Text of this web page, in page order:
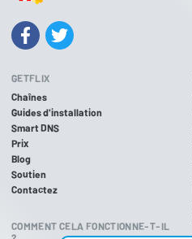
GETFLIX
Chaînes
Guides d'installation
Smart DNS
Prix
Blog
Soutien
Contactez
COMMENT CELA FONCTIONNE-T-IL